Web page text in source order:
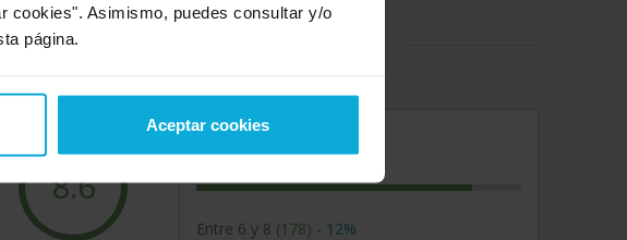
cookies". Asimismo, puedes consultar y/o
página.
Aceptar cookies
prevención de riesgos laborales en Granada
8.6
Entre 6 y 8 (178) - 12%